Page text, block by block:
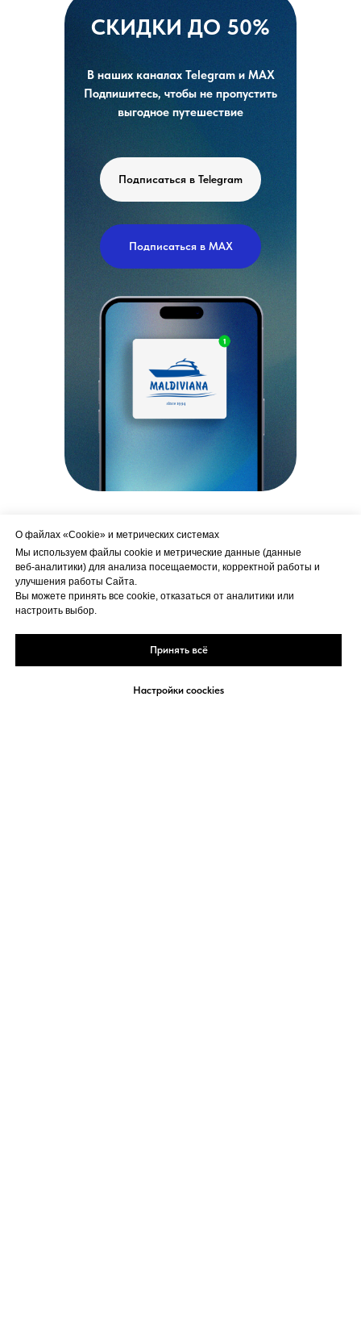
СКИДКИ ДО 50%
В наших каналах Telegram и MAX
Подпишитесь, чтобы не пропустить
выгодное путешествие
Подписаться в Telegram
Подписаться в MAX
Адрес офиса
Москва, ул. Маросейка, д. 2/15
Вс - офис работает в удаленном режиме
О файлах «Cookie» и метрических системах
Мы используем файлы cookie и метрические данные (данные
веб‑аналитики) для анализа посещаемости, корректной работы и
улучшения работы Сайта.
Вы можете принять все cookie, отказаться от аналитики или
настроить выбор.
Принять всё
Настройки coockies